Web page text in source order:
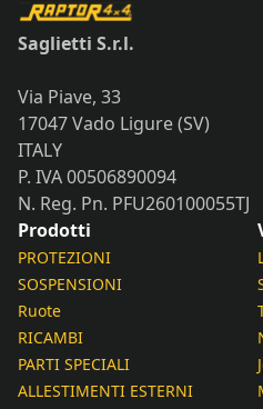
Saglietti S.r.l.
Via Piave, 33
17047 Vado Ligure (SV)
ITALY
P. IVA 00506890094
N. Reg. Pn. PFU260100055TJ
Prodotti
PROTEZIONI
SOSPENSIONI
Ruote
RICAMBI
PARTI SPECIALI
ALLESTIMENTI ESTERNI